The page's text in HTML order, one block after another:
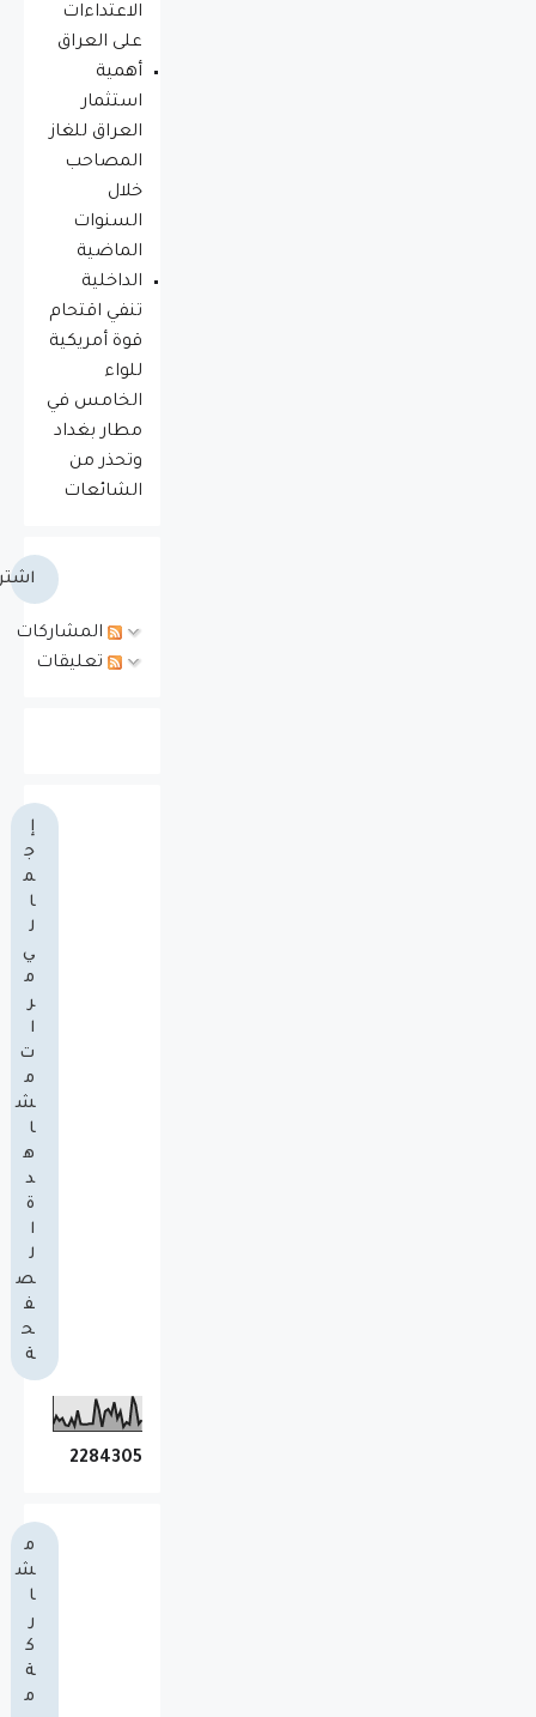
الاعتداءات
على العراق
أهمية
استثمار
العراق للغاز
المصاحب
خلال
السنوات
الماضية
الداخلية
تنفي اقتحام
قوة أمريكية
للواء
الخامس في
مطار بغداد
وتحذر من
الشائعات
المشاركات
تعليقات
إ
ج
م
ا
ل
ي
م
ر
ا
ت
م
ش
ا
ه
د
ة
ا
ل
ص
ف
ح
ة
2284305
م
ش
ا
ر
ك
ة
م